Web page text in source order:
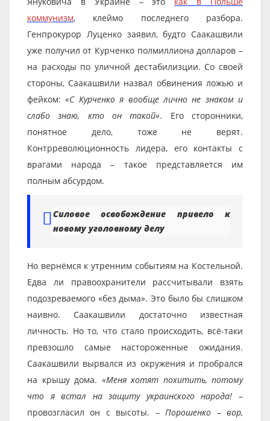
коммунизм, клеймо последнего разбора.
Генпрокурор Луценко заявил, будто Саакашвили
уже получил от Курченко полмиллиона долларов –
на расходы по уличной дестабилизции. Со своей
стороны, Саакашвили назвал обвинения ложью и
фейком:«С Курченко я вообще лично не знаком и
слабо знаю, кто он такой». Его сторонники,
понятное дело, тоже не верят.
Контрреволюционность лидера, его контакты с
врагами народа – такое представляется им
полным абсурдом.
Силовое освобождение привело к
новому уголовному делу
Но вернёмся к утренним событиям на Костельной.
Едва ли правоохранители рассчитывали взять
подозреваемого «без дыма». Это было бы слишком
наивно. Саакашвили достаточно известная
личность. Но то, что стало происходить, всё-таки
превзошло самые настороженные ожидания.
Саакашвили вырвался из окружения и пробрался
на крышу дома. «Меня хотят похитить, потому
что я встал на защиту украинского народа! –
провозгласил он с высоты. – Порошенко – вор,